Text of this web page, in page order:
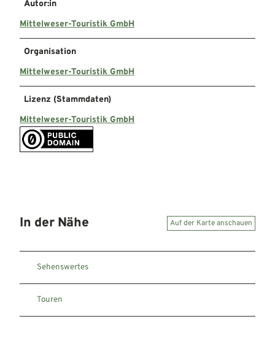
Autor:in
Mittelweser-Touristik GmbH
Organisation
Mittelweser-Touristik GmbH
Lizenz (Stammdaten)
Mittelweser-Touristik GmbH
In der Nähe Auf der Karte anschauen
Sehenswertes
Touren